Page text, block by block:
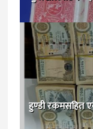
हुण्डी रकमसहित